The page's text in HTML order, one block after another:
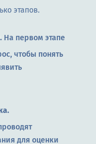
этапов.
На первом этапе
чтобы понять
для оценки